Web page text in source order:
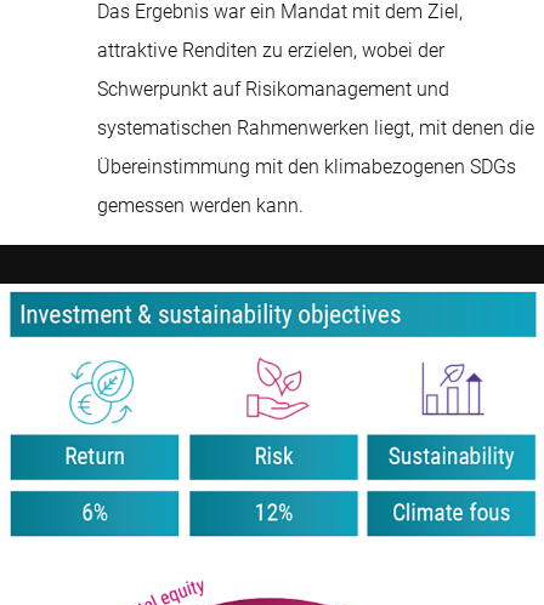
Das Ergebnis war ein Mandat mit dem Ziel,
attraktive Renditen zu erzielen, wobei der
Schwerpunkt auf Risikomanagement und
systematischen Rahmenwerken liegt, mit denen die
Übereinstimmung mit den klimabezogenen SDGs
gemessen werden kann.